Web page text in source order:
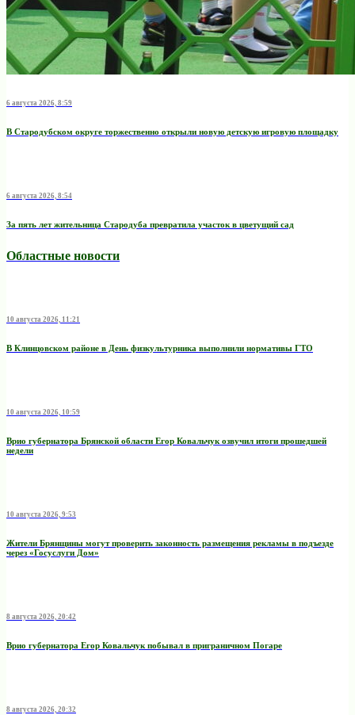
6 августа 2026, 8:59
В Стародубском округе торжественно открыли новую детскую игровую площадку
6 августа 2026, 8:54
За пять лет жительница Стародуба превратила участок в цветущий сад
Областные новости
10 августа 2026, 11:21
В Клинцовском районе в День физкультурника выполнили нормативы ГТО
10 августа 2026, 10:59
Врио губернатора Брянской области Егор Ковальчук озвучил итоги прошедшей
недели
10 августа 2026, 9:53
Жители Брянщины могут проверить законность размещения рекламы в подъезде
через «Госуслуги Дом»
8 августа 2026, 20:42
Врио губернатора Егор Ковальчук побывал в приграничном Погаре
8 августа 2026, 20:32